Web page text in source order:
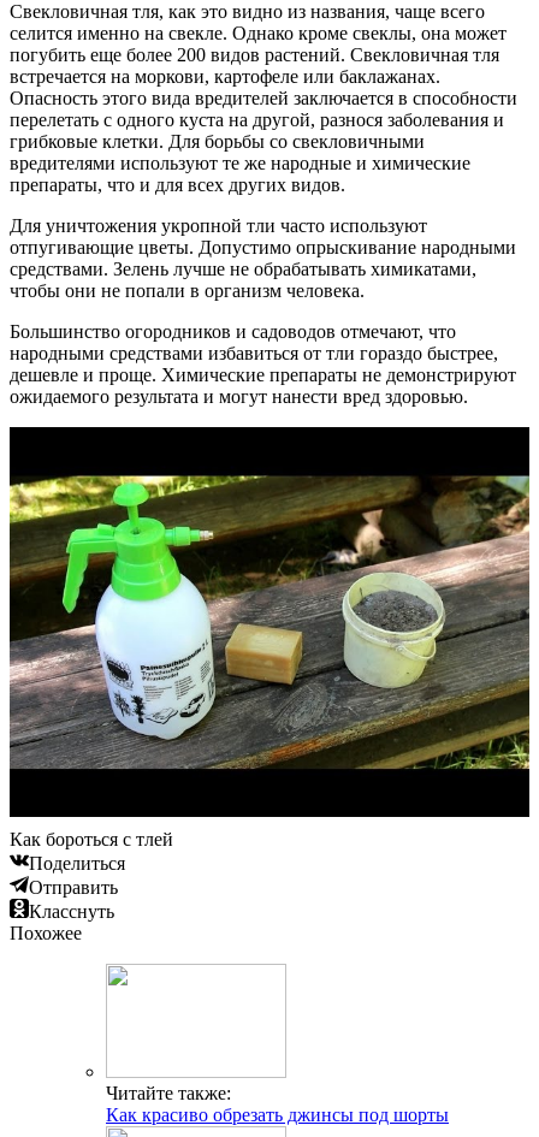
Свекловичная тля, как это видно из названия, чаще всего
селится именно на свекле. Однако кроме свеклы, она может
погубить еще более 200 видов растений. Свекловичная тля
встречается на моркови, картофеле или баклажанах.
Опасность этого вида вредителей заключается в способности
перелетать с одного куста на другой, разнося заболевания и
грибковые клетки. Для борьбы со свекловичными
вредителями используют те же народные и химические
препараты, что и для всех других видов.
Для уничтожения укропной тли часто используют
отпугивающие цветы. Допустимо опрыскивание народными
средствами. Зелень лучше не обрабатывать химикатами,
чтобы они не попали в организм человека.
Большинство огородников и садоводов отмечают, что
народными средствами избавиться от тли гораздо быстрее,
дешевле и проще. Химические препараты не демонстрируют
ожидаемого результата и могут нанести вред здоровью.
Как бороться с тлей
Поделиться
Отправить
Класснуть
Похожее
Читайте также:
Как красиво обрезать джинсы под шорты